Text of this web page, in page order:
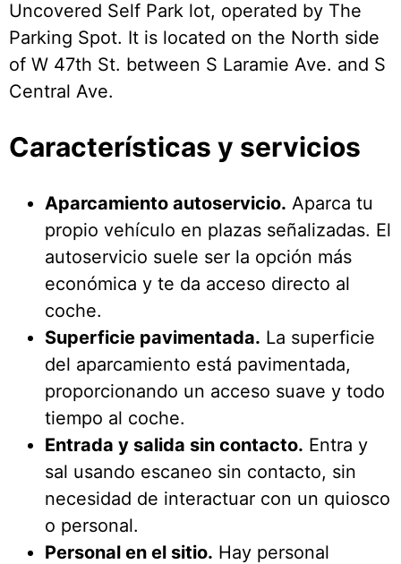
Uncovered Self Park lot, operated by The
Parking Spot. It is located on the North side
of W 47th St. between S Laramie Ave. and S
Central Ave.
Características y servicios
Aparcamiento autoservicio. Aparca tu
propio vehículo en plazas señalizadas. El
autoservicio suele ser la opción más
económica y te da acceso directo al
coche.
Superficie pavimentada. La superficie
del aparcamiento está pavimentada,
proporcionando un acceso suave y todo
tiempo al coche.
Entrada y salida sin contacto. Entra y
sal usando escaneo sin contacto, sin
necesidad de interactuar con un quiosco
o personal.
Personal en el sitio. Hay personal